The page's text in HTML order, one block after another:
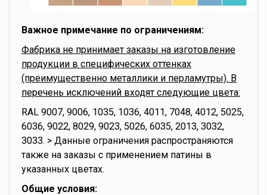
Важное примечание по ограничениям:
Фабрика не принимает заказы на изготовление
продукции в специфических оттенках
(преимущественно металлики и перламутры). В
перечень исключений входят следующие цвета:
RAL 9007, 9006, 1035, 1036, 4011, 7048, 4012, 5025,
6036, 9022, 8029, 9023, 5026, 6035, 2013, 3032,
3033. > Данные ограничения распространяются
также на заказы с применением патины в
указанных цветах.
Общие условия: